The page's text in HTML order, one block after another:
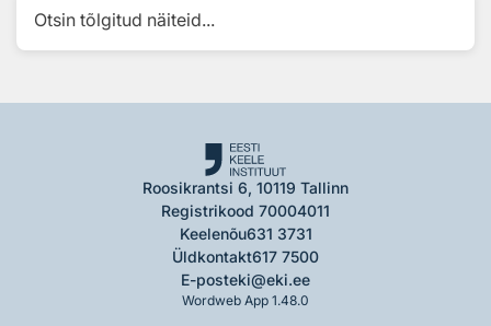
Otsin tõlgitud näiteid...
Roosikrantsi 6, 10119 Tallinn
Registrikood 70004011
Keelenõu631 3731
Üldkontakt617 7500
E-posteki@eki.ee
Wordweb App 1.48.0